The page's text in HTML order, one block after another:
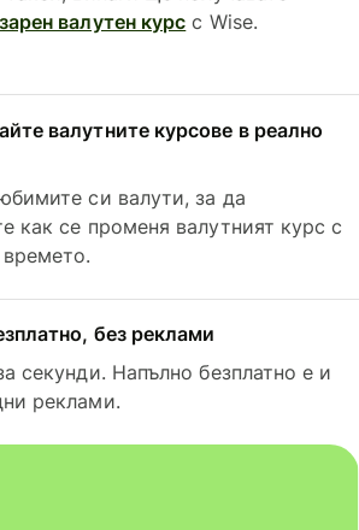
валутен курс с Wise.
валутните курсове в реално
си валути, за да
как се променя валутният курс с
без реклами
секунди. Напълно безплатно е и
реклами.